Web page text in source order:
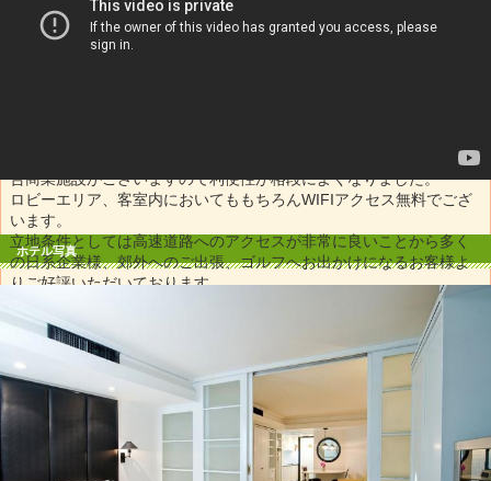
庫、電子レンジを完備しております。また２０１４年の2月にロビー
＆ホテル玄関周辺が改装され、非常に美しく白を基調とした洗練さ
れたデザインになっております。
SQUARE, K-VILLAGE, BIG -C などのレストラン＆ショッピング複
合商業施設がございますので利便性が格段によくなりました。
ロビーエリア、客室内においてももちろんWIFIアクセス無料でござ
います。
立地条件としては高速道路へのアクセスが非常に良いことから多く
の日系企業様、郊外へのご出張、ゴルフへお出かけになるお客様よ
りご好評いただいております。
*2018年1月より工事のためプールはご利用できくなりました。
*スタンダードルームにバスタブ付きのお部屋が新設されました(全
72室中30室)。お申込み時にリクエストください。
*デラックス プレミアム スタジオ、JRプレミアム スイート、デラ
ックス スイートの一部はウォシュレット付きのお部屋がございま
す。お申込み時にリクエストください。
ホテル写真